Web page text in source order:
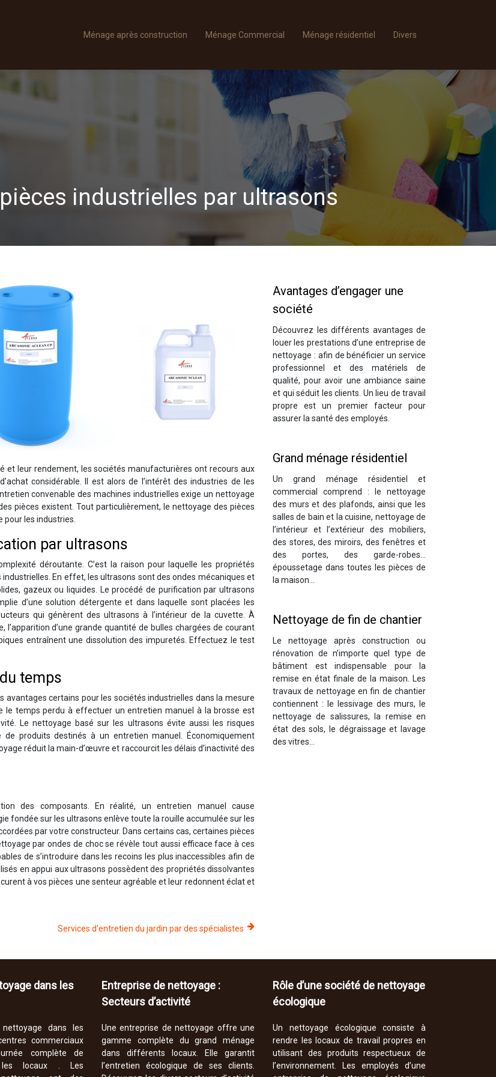
Ménage après construction Ménage Commercial Ménage résidentiel Divers
industrielles par ultrasons
et leur rendement, les sociétés manufacturières ont recours aux
considérable. Il est alors de l’intérêt des industries de les
convenable des machines industrielles exige un nettoyage
pièces existent. Tout particulièrement, le nettoyage des pièces
pour les industries.
par ultrasons
déroutante. C’est la raison pour laquelle les propriétés
En effet, les ultrasons sont des ondes mécaniques et
gazeux ou liquides. Le procédé de purification par ultrasons
d’une solution détergente et dans laquelle sont placées les
qui génèrent des ultrasons à l’intérieur de la cuvette. À
l’apparition d’une grande quantité de bulles chargées de courant
entraînent une dissolution des impuretés. Effectuez le test
temps
certains pour les sociétés industrielles dans la mesure
le temps perdu à effectuer un entretien manuel à la brosse est
Le nettoyage basé sur les ultrasons évite aussi les risques
de produits destinés à un entretien manuel. Économiquement
réduit la main-d’œuvre et raccourcit les délais d’inactivité des
des composants. En réalité, un entretien manuel cause
fondée sur les ultrasons enlève toute la rouille accumulée sur les
par votre constructeur. Dans certains cas, certaines pièces
par ondes de choc se révèle tout aussi efficace face à ces
de s’introduire dans les recoins les plus inaccessibles afin de
en appui aux ultrasons possèdent des propriétés dissolvantes
à vos pièces une senteur agréable et leur redonnent éclat et
Services d’entretien du jardin par des spécialistes
Avantages d’engager une
société
Découvrez les différents avantages de
louer les prestations d’une entreprise de
nettoyage : afin de bénéficier un service
professionnel et des matériels de
qualité, pour avoir une ambiance saine
et qui séduit les clients. Un lieu de travail
propre est un premier facteur pour
assurer la santé des employés.
Grand ménage résidentiel
Un grand ménage résidentiel et
commercial comprend : le nettoyage
des murs et des plafonds, ainsi que les
salles de bain et la cuisine, nettoyage de
l’intérieur et l’extérieur des mobiliers,
des stores, des miroirs, des fenêtres et
des portes, des garde-robes…
époussetage dans toutes les pièces de
la maison…
Nettoyage de fin de chantier
Le nettoyage après construction ou
rénovation de n’importe quel type de
bâtiment est indispensable pour la
remise en état finale de la maison. Les
travaux de nettoyage en fin de chantier
contiennent : le lessivage des murs, le
nettoyage de salissures, la remise en
état des sols, le dégraissage et lavage
des vitres…
dans les
dans les
commerciaux
complète de
les locaux . Les
Entreprise de nettoyage :
Secteurs d’activité
Une entreprise de nettoyage offre une
gamme complète du grand ménage
dans différents locaux. Elle garantit
l’entretien écologique de ses clients.
Rôle d’une société de nettoyage
écologique
Un nettoyage écologique consiste à
rendre les locaux de travail propres en
utilisant des produits respectueux de
l’environnement. Les employés d’une